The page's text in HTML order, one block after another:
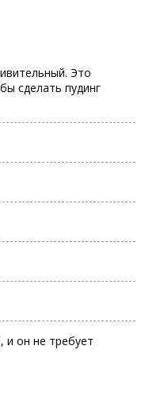
Это
сделать пудинг
и он не требует